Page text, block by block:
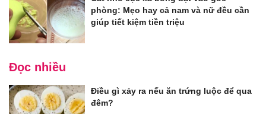
phòng: Mẹo hay cả nam và nữ đều cần
giúp tiết kiệm tiền triệu
Đọc nhiều
Điều gì xảy ra nếu ăn trứng luộc để qua
đêm?